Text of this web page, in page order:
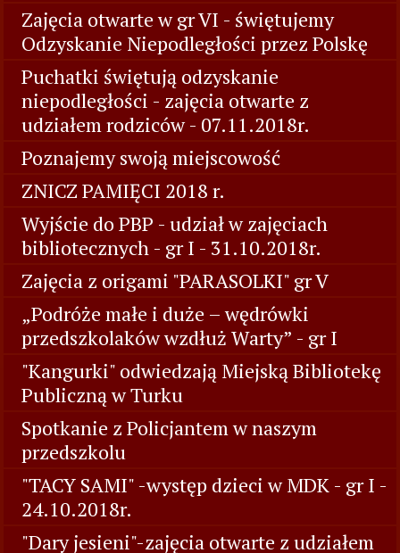
Zajęcia otwarte w gr VI - świętujemy
Odzyskanie Niepodległości przez Polskę
Puchatki świętują odzyskanie
niepodległości - zajęcia otwarte z
udziałem rodziców - 07.11.2018r.
Poznajemy swoją miejscowość
ZNICZ PAMIĘCI 2018 r.
Wyjście do PBP - udział w zajęciach
bibliotecznych - gr I - 31.10.2018r.
Zajęcia z origami "PARASOLKI" gr V
„Podróże małe i duże – wędrówki
przedszkolaków wzdłuż Warty” - gr I
"Kangurki" odwiedzają Miejską Bibliotekę
Publiczną w Turku
Spotkanie z Policjantem w naszym
przedszkolu
"TACY SAMI" -występ dzieci w MDK - gr I -
24.10.2018r.
"Dary jesieni"-zajęcia otwarte z udziałem